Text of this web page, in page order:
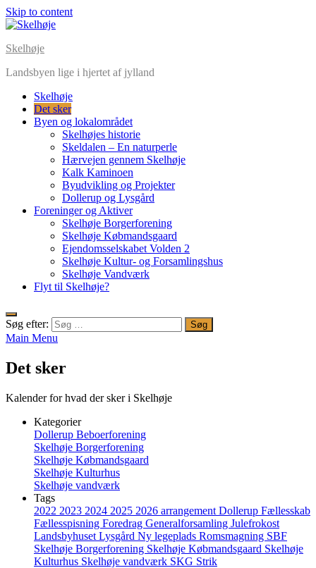
Skip to content
Skelhøje
Landsbyen lige i hjertet af jylland
Skelhøje
Det sker
Byen og lokalområdet
Skelhøjes historie
Skeldalen – En naturperle
Hærvejen gennem Skelhøje
Kalk Kaminoen
Byudvikling og Projekter
Dollerup og Lysgård
Foreninger og Aktiver
Skelhøje Borgerforening
Skelhøje Købmandsgaard
Ejendomsselskabet Volden 2
Skelhøje Kultur- og Forsamlingshus
Skelhøje Vandværk
Flyt til Skelhøje?
Søg efter:
Main Menu
Det sker
Kalender for hvad der sker i Skelhøje
Kategorier
Dollerup Beboerforening
Skelhøje Borgerforening
Skelhøje Købmandsgaard
Skelhøje Kulturhus
Skelhøje vandværk
Tags
2022 2023 2024 2025 2026 arrangement Dollerup Fællesskab
Fællesspisning Foredrag Generalforsamling Julefrokost
Landsbyhuset Lysgård Ny legeplads Romsmagning SBF
Skelhøje Borgerforening Skelhøje Købmandsgaard Skelhøje
Kulturhus Skelhøje vandværk SKG Strik